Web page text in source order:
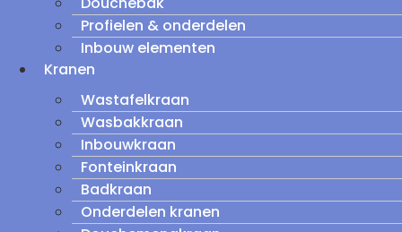
Profielen & onderdelen
Inbouw elementen
Kranen
Wastafelkraan
Wasbakkraan
Inbouwkraan
Fonteinkraan
Badkraan
Onderdelen kranen